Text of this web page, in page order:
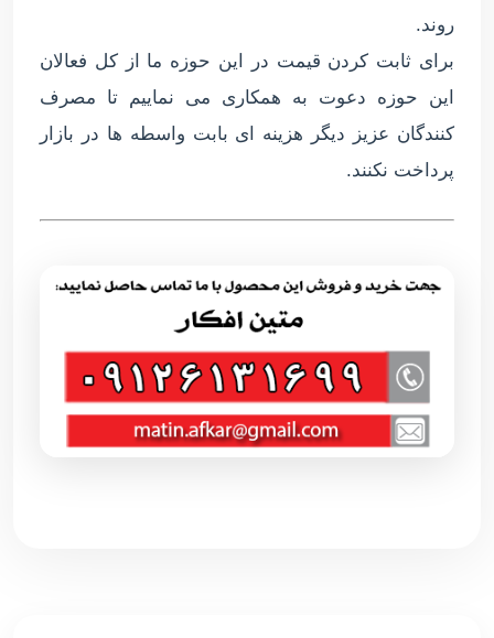
روند.
برای ثابت کردن قیمت در این حوزه ما از کل فعالان
این حوزه دعوت به همکاری می نماییم تا مصرف
کنندگان عزیز دیگر هزینه ای بابت واسطه ها در بازار
پرداخت نکنند.